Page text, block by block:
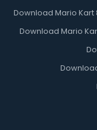
Download Mario
Download Mario